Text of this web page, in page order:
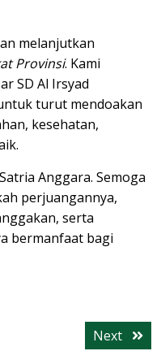
melanjutkan
Provinsi. Kami
SD Al Irsyad
turut mendoakan
kesehatan,
Anggara. Semoga
perjuangannya,
serta
bermanfaat bagi
Next Next
post: